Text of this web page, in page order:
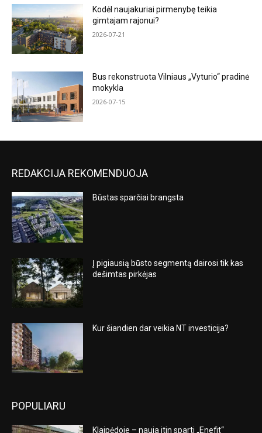
Kodėl naujakuriai pirmenybę teikia
gimtajam rajonui?
2026-07-21
Bus rekonstruota Vilniaus „Vyturio“ pradinė
mokykla
2026-07-15
REDAKCIJA REKOMENDUOJA
Būstas sparčiai brangsta
Į pigiausią būsto segmentą dairosi tik kas
dešimtas pirkėjas
Kur šiandien dar veikia NT investicija?
POPULIARU
Klaipėdoje – nauja itin sparti „Enefit“